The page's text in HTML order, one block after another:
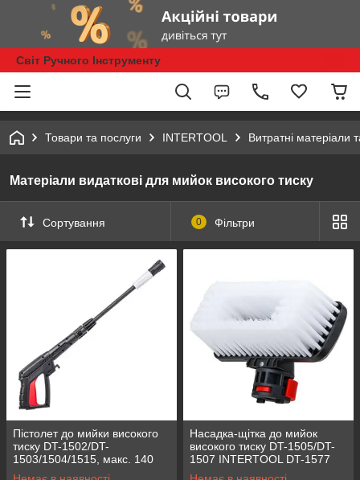
Світ Ручного Інструменту
Товари та послуги INTERTOOL Витратні матеріали
Матеріали видаткові для мийок високого тиску
Сортування 0 Фільтри
Пістолет до мийки високого
тиску DT-1502/DT-
1503/1504/1515, макс. 140
бар INTERTOOL DT-1530
Насадка-щітка до мийок
високого тиску DT-1505/DT-
1507 INTERTOOL DT-1577